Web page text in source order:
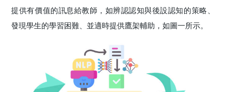
提供有價值的訊息給教師，如辨認認知與後設認知的策略、
發現學生的學習困難、並適時提供鷹架輔助，如圖一所示。